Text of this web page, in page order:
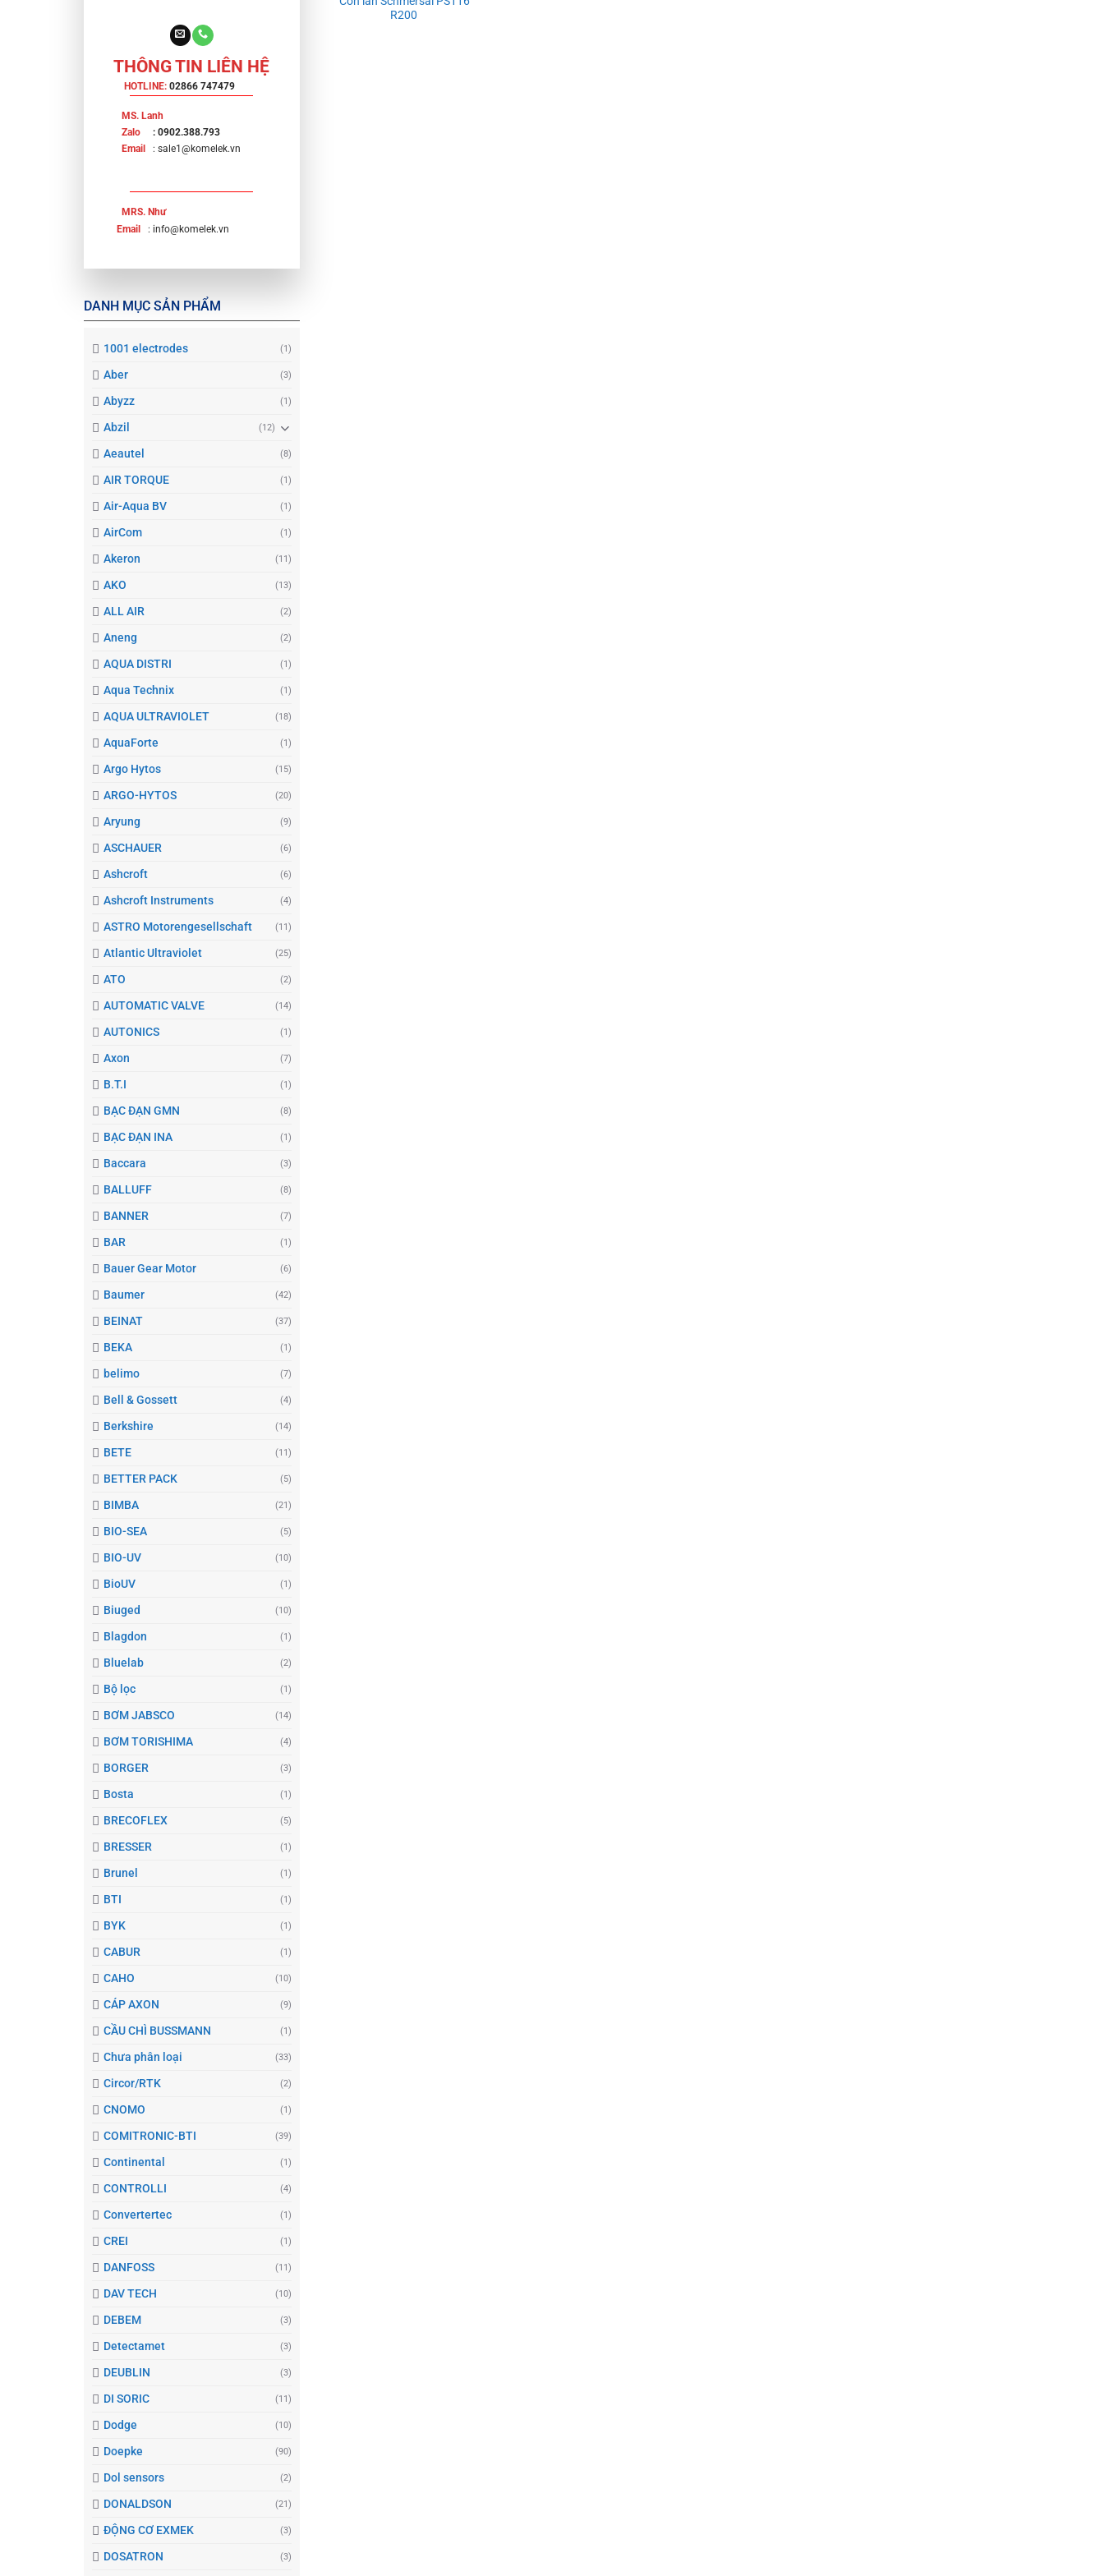
THÔNG TIN LIÊN HỆ
HOTLINE: 02866 747479
MS. Lanh
Zalo
: 0902.388.793
Email
: sale1@komelek.vn
MRS. Như
Email
: info@komelek.vn
DANH MỤC SẢN PHẨM
1001 electrodes (1)
Aber (3)
Abyzz (1)
Abzil (12)
Aeautel (8)
AIR TORQUE (1)
Air-Aqua BV (1)
AirCom (1)
Akeron (11)
AKO (13)
ALL AIR (2)
Aneng (2)
AQUA DISTRI (1)
Aqua Technix (1)
AQUA ULTRAVIOLET (18)
AquaForte (1)
Argo Hytos (15)
ARGO-HYTOS (20)
Aryung (9)
ASCHAUER (6)
Ashcroft (6)
Ashcroft Instruments (4)
ASTRO Motorengesellschaft (11)
Atlantic Ultraviolet (25)
ATO (2)
AUTOMATIC VALVE (14)
AUTONICS (1)
Axon (7)
B.T.I (1)
BẠC ĐẠN GMN (8)
BẠC ĐẠN INA (1)
Baccara (3)
BALLUFF (8)
BANNER (7)
BAR (1)
Bauer Gear Motor (6)
Baumer (42)
BEINAT (37)
BEKA (1)
belimo (7)
Bell & Gossett (4)
Berkshire (14)
BETE (11)
BETTER PACK (5)
BIMBA (21)
BIO-SEA (5)
BIO-UV (10)
BioUV (1)
Biuged (10)
Blagdon (1)
Bluelab (2)
Bộ lọc (1)
BƠM JABSCO (14)
BƠM TORISHIMA (4)
BORGER (3)
Bosta (1)
BRECOFLEX (5)
BRESSER (1)
Brunel (1)
BTI (1)
BYK (1)
CABUR (1)
CAHO (10)
CÁP AXON (9)
CẦU CHÌ BUSSMANN (1)
Chưa phân loại (33)
Circor/RTK (2)
CNOMO (1)
COMITRONIC-BTI (39)
Continental (1)
CONTROLLI (4)
Convertertec (1)
CREI (1)
DANFOSS (11)
DAV TECH (10)
DEBEM (3)
Detectamet (3)
DEUBLIN (3)
DI SORIC (11)
Dodge (10)
Doepke (90)
Dol sensors (2)
DONALDSON (21)
ĐỘNG CƠ EXMEK (3)
DOSATRON (3)
R200